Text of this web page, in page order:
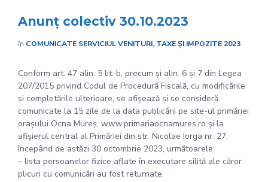
Anunț colectiv 30.10.2023
în COMUNICATE SERVICIUL VENITURI, TAXE ȘI IMPOZITE 2023
Conform art. 47 alin. 5 lit. b, precum și alin. 6 și 7 din Legea
207/2015 privind Codul de Procedură Fiscală, cu modificările
și completările ulterioare, se afișează și se consideră
comunicate la 15 zile de la data publicării pe site-ul primăriei
orașului Ocna Mureș, www.primariaocnamures.ro și la
afișierul central al Primăriei din str. Nicolae Iorga nr. 27,
începând de astăzi 30 octombrie 2023, următoarele:
– lista persoanelor fizice aflate în executare silită ale căror
plicuri cu comunicări au fost returnate.